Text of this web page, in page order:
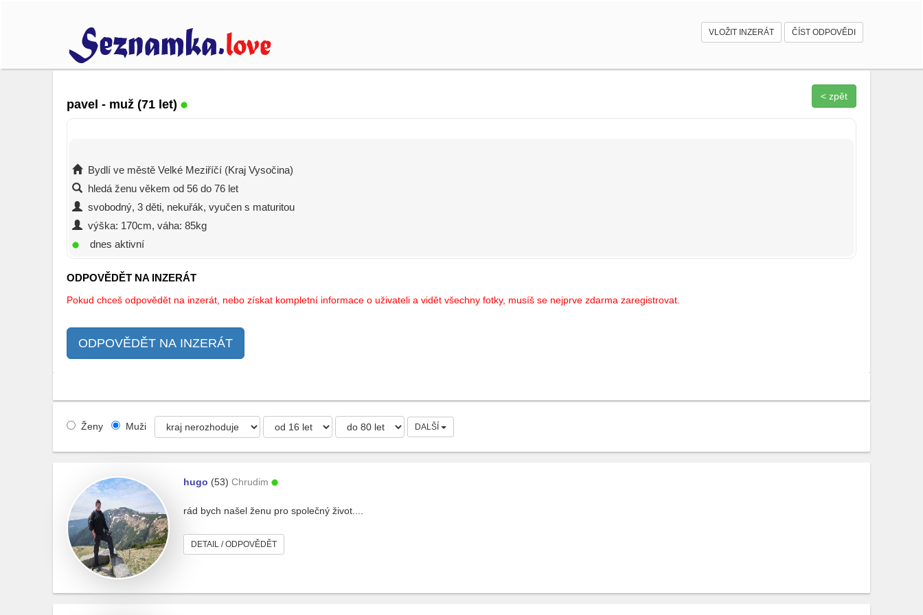
VLOŽIT INZERÁT ČÍST ODPOVĚDI
pavel - muž (71 let)
< zpět
Bydlí ve městě Velké Meziříčí (Kraj Vysočina)
hledá ženu věkem od 56 do 76 let
svobodný, 3 děti, nekuřák, vyučen s maturitou
výška: 170cm, váha: 85kg
dnes aktivní
ODPOVĚDĚT NA INZERÁT
Pokud chceš odpovědět na inzerát, nebo získat kompletní informace o uživateli a vidět všechny fotky, musíš se nejprve zdarma zaregistrovat.
ODPOVĚDĚT NA INZERÁT
Ženy Muži DALŠÍ
hugo (53) Chrudim
rád bych našel ženu pro společný život....
DETAIL / ODPOVĚDĚT